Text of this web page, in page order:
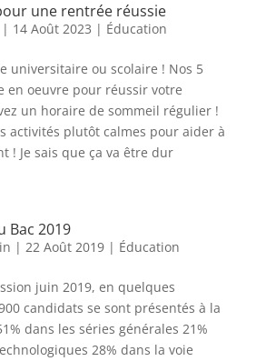
une rentrée réussie
| 14 Août 2023 | Éducation
universitaire ou scolaire ! Nos 5
en oeuvre pour réussir votre
un horaire de sommeil régulier !
activités plutôt calmes pour aider à
! Je sais que ça va être dur
Bac 2019
| 22 Août 2019| Éducation
juin 2019, en quelques
candidats se sont présentés à la
dans les séries générales 21%
28% dans la voie